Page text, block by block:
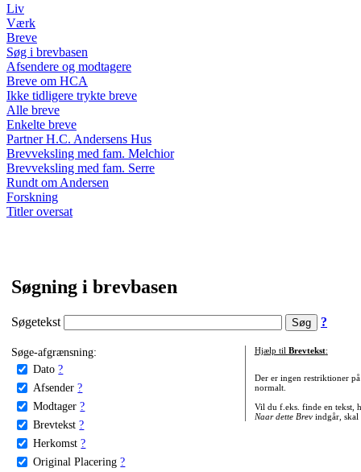
Liv
Værk
Breve
Søg i brevbasen
Afsendere og modtagere
Breve om HCA
Ikke tidligere trykte breve
Alle breve
Enkelte breve
Partner H.C. Andersens Hus
Brevveksling med fam. Melchior
Brevveksling med fam. Serre
Rundt om Andersen
Forskning
Titler oversat
Søgning i brevbasen
Søgetekst ?
Søge-afgrænsning:
Dato ?
Afsender ?
Modtager ?
Brevtekst ?
Herkomst ?
Original Placering ?
Hjælp til Brevtekst:
Der er ingen restriktioner
normalt.
Vil du f.eks. finde en tekst,
Naar dette Brevindgår, skal